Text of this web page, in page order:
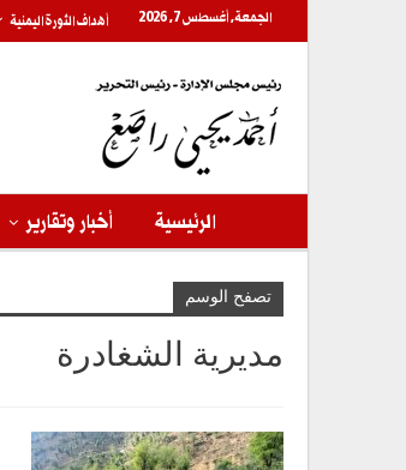
الجمعة, أغسطس 7, 2026 أهداف الثورة اليمنية
الرئيسية أخبار وتقارير
تصفح الوسم
مديرية الشغادرة